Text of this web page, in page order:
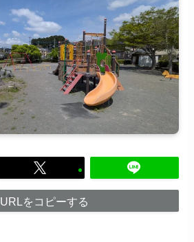
URLをコピーする